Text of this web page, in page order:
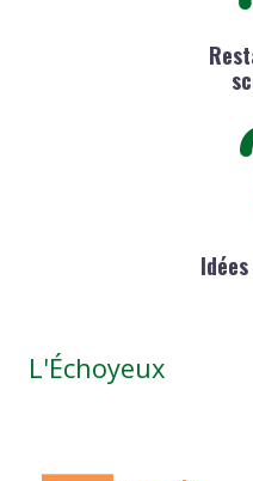
L'Échoyeux